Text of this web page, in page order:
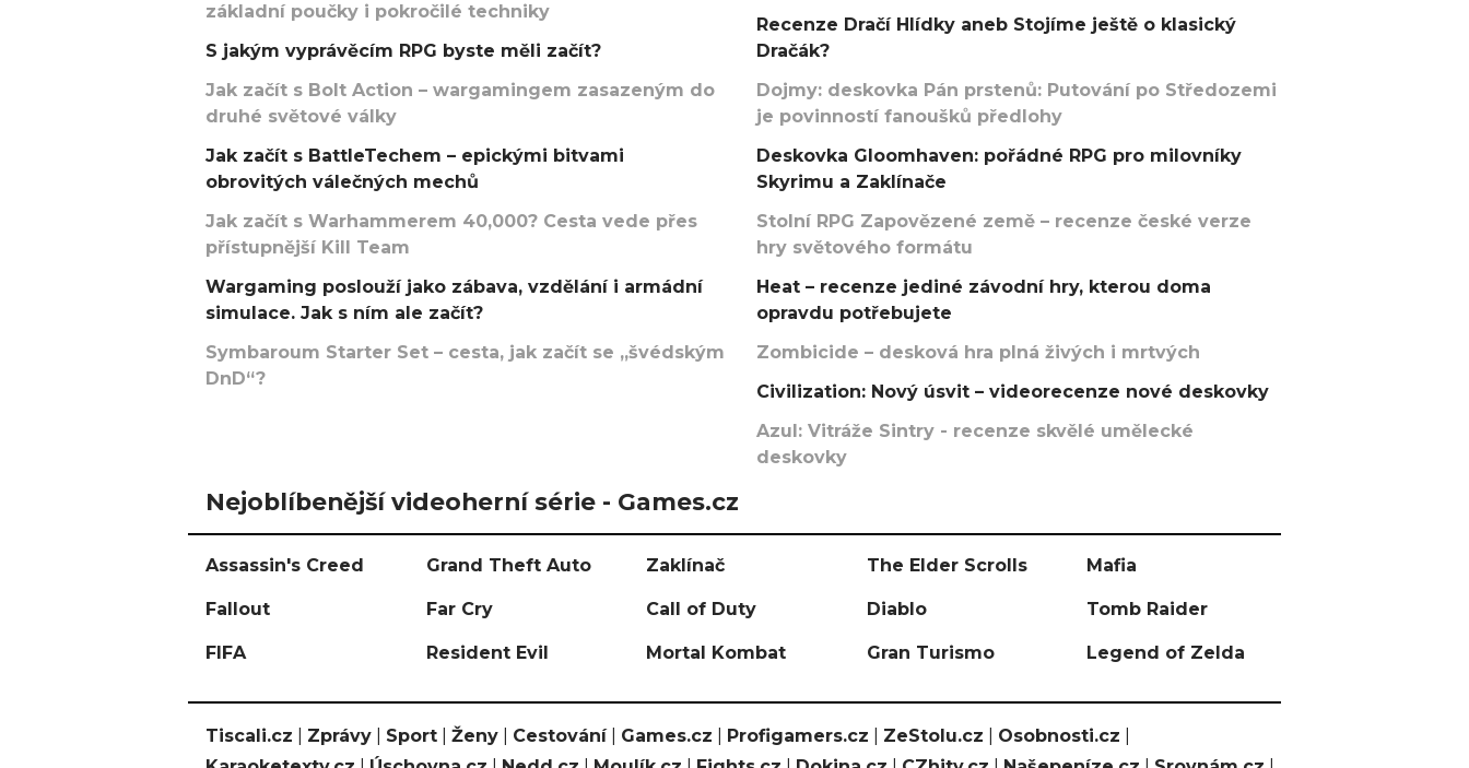
základní poučky i pokročilé techniky
S jakým vyprávěcím RPG byste měli začít?
Jak začít s Bolt Action – wargamingem zasazeným do
druhé světové války
Jak začít s BattleTechem – epickými bitvami
obrovitých válečných mechů
Jak začít s Warhammerem 40,000? Cesta vede přes
přístupnější Kill Team
Wargaming poslouží jako zábava, vzdělání i armádní
simulace. Jak s ním ale začít?
Symbaroum Starter Set – cesta, jak začít se „švédským
DnD“?
Recenze Dračí Hlídky aneb Stojíme ještě o klasický
Dračák?
Dojmy: deskovka Pán prstenů: Putování po Středozemi
je povinností fanoušků předlohy
Deskovka Gloomhaven: pořádné RPG pro milovníky
Skyrimu a Zaklínače
Stolní RPG Zapovězené země – recenze české verze
hry světového formátu
Heat – recenze jediné závodní hry, kterou doma
opravdu potřebujete
Zombicide – desková hra plná živých i mrtvých
Civilization: Nový úsvit – videorecenze nové deskovky
Azul: Vitráže Sintry - recenze skvělé umělecké
deskovky
Nejoblíbenější videoherní série - Games.cz
Assassin's Creed Grand Theft Auto Zaklínač The Elder Scrolls Mafia
Fallout Far Cry Call of Duty Diablo Tomb Raider
FIFA Resident Evil Mortal Kombat Gran Turismo Legend of Zelda
Tiscali.cz Zprávy Sport Ženy Cestování| Games.cz Profigamers.cz ZeStolu.cz Osobnosti.cz